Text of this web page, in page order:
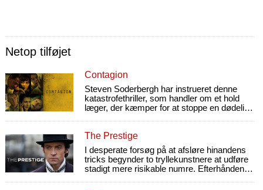
Netop tilføjet
Contagion
Steven Soderbergh har instrueret denne
katastrofethriller, som handler om et hold
læger, der kæmper for at stoppe en dødelig
The Prestige
I desperate forsøg på at afsløre hinandens
tricks begynder to tryllekunstnere at udføre
stadigt mere risikable numre. Efterhånden